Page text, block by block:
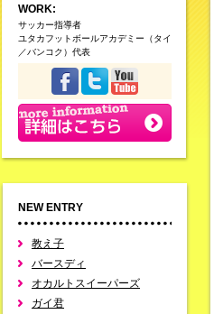
WORK:
サッカー指導者
ユタカフットボールアカデミー（タイ
／バンコク）代表
NEW ENTRY
教え子
バースディ
オカルトスイーパーズ
ガイ君